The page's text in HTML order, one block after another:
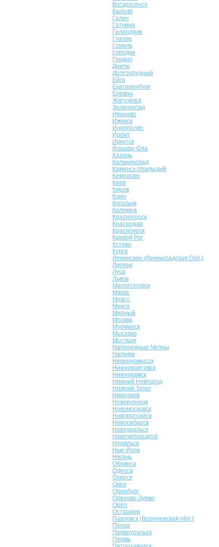
Воскресенск
Выборг
Галич
Гатчина
Геленджик
Глазов
Гомель
Городок
Гродно
Днепр
Долгопрудный
Ейск
Екатеринбург
Ереван
Жигулёвск
Зеленоград
Иваново
Ижевск
Иннополис
Ирбит
Иркутск
Йошкар-Ола
Казань
Калининград
Каменск-Уральский
Кемерово
Киев
Киров
Клин
Когалым
Коломна
Красногорск
Краснодар
Красноярск
Кривой Рог
Кстово
Курск
Ленинское (Ленинградская Обл.)
Липецк
Луцк
Львов
Магнитогорск
Маркс
Миасс
Минск
Мирный
Москва
Мурманск
Мысхако
Мытищи
Набережные Челны
Нальчик
Невинномысск
Нижневартовск
Нижнекамск
Нижний Новгород
Нижний Тагил
Николаев
Новокузнецк
Новомосковск
Новороссийск
Новосибирск
Новоуральск
Новочебоксарск
Норильск
Нью-Йорк
Нягань
Обнинск
Одесса
Озёрск
Омск
Оренбург
Орехово-Зуево
Орёл
Осташков
Павловск (Воронежская обл.)
Пенза
Первоуральск
Пермь